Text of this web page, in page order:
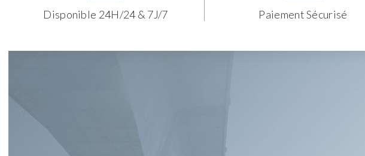
Disponible 24H/24 & 7J/7 Paiement Sécurisé